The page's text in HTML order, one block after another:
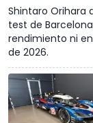
Shintaro Orihara
test de
rendimiento ni
de 2026.